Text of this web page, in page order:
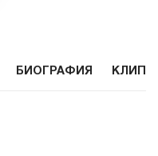
БИОГРАФИЯ КЛИПЫ